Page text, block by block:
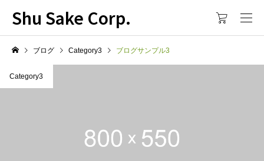
Shu Sake Corp.
ブログ Category3 ブログサンプル3
Category3